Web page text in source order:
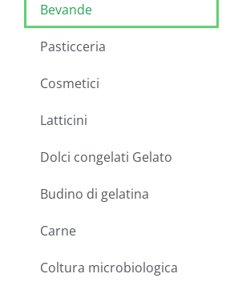
Bevande
Pasticceria
Cosmetici
Latticini
Dolci congelati Gelato
Budino di gelatina
Carne
Coltura microbiologica